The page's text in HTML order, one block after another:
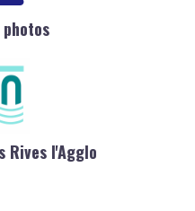
Rives l'Agglo